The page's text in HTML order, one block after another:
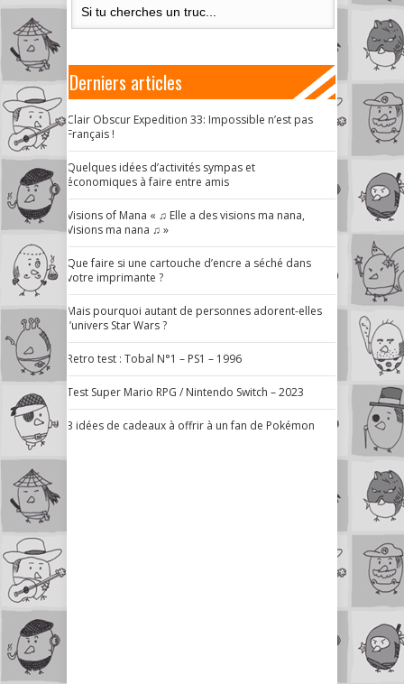
Derniers articles
Clair Obscur Expedition 33: Impossible n’est pas
Français !
Quelques idées d’activités sympas et
économiques à faire entre amis
Visions of Mana « ♫ Elle a des visions ma nana,
Visions ma nana ♫ »
Que faire si une cartouche d’encre a séché dans
votre imprimante ?
Mais pourquoi autant de personnes adorent-elles
l’univers Star Wars ?
Retro test : Tobal N°1 – PS1 – 1996
Test Super Mario RPG / Nintendo Switch – 2023
3 idées de cadeaux à offrir à un fan de Pokémon